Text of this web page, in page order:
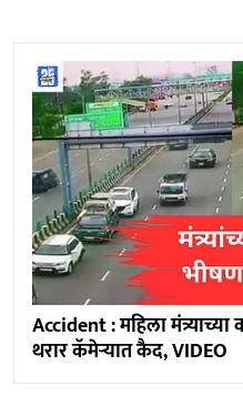
Accident : महिला
थरार कॅमेऱ्यात कैद, VIDEO